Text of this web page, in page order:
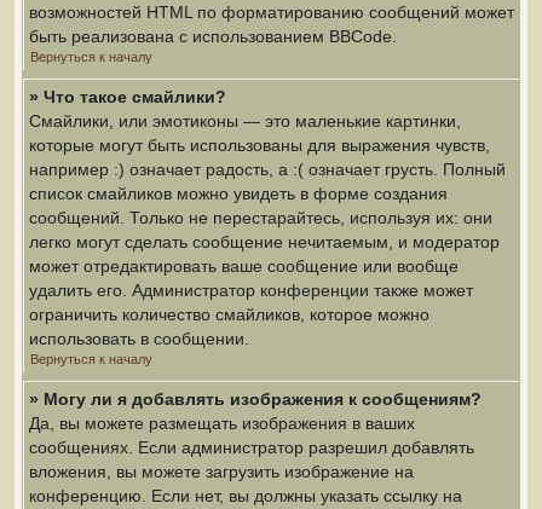
возможностей HTML по форматированию сообщений может
быть реализована с использованием BBCode.
Вернуться к началу
» Что такое смайлики?
Смайлики, или эмотиконы — это маленькие картинки,
которые могут быть использованы для выражения чувств,
например :) означает радость, а :( означает грусть. Полный
список смайликов можно увидеть в форме создания
сообщений. Только не перестарайтесь, используя их: они
легко могут сделать сообщение нечитаемым, и модератор
может отредактировать ваше сообщение или вообще
удалить его. Администратор конференции также может
ограничить количество смайликов, которое можно
использовать в сообщении.
Вернуться к началу
» Могу ли я добавлять изображения к сообщениям?
Да, вы можете размещать изображения в ваших
сообщениях. Если администратор разрешил добавлять
вложения, вы можете загрузить изображение на
конференцию. Если нет, вы должны указать ссылку на